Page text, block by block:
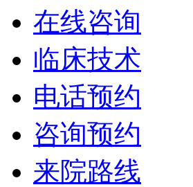
在线咨询
临床技术
电话预约
咨询预约
来院路线